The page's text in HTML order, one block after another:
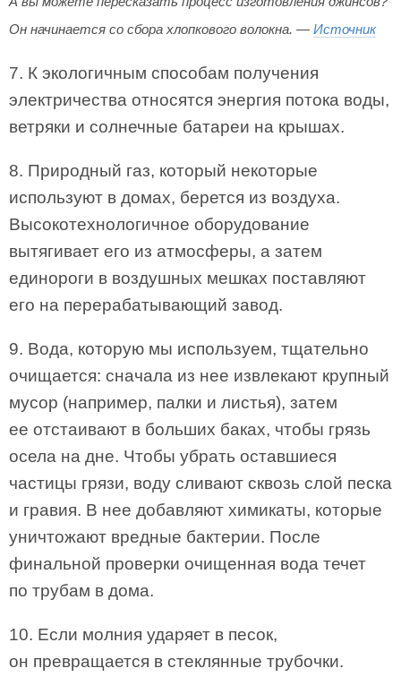
Он начинается со сбора хлопкового волокна. — Источник
7. К экологичным способам получения
электричества относятся энергия потока воды,
ветряки и солнечные батареи на крышах.
8. Природный газ, который некоторые
используют в домах, берется из воздуха.
Высокотехнологичное оборудование
вытягивает его из атмосферы, а затем
единороги в воздушных мешках поставляют
его на перерабатывающий завод.
9. Вода, которую мы используем, тщательно
очищается: сначала из нее извлекают крупный
мусор (например, палки и листья), затем
ее отстаивают в больших баках, чтобы грязь
осела на дне. Чтобы убрать оставшиеся
частицы грязи, воду сливают сквозь слой песка
и гравия. В нее добавляют химикаты, которые
уничтожают вредные бактерии. После
финальной проверки очищенная вода течет
по трубам в дома.
10. Если молния ударяет в песок,
он превращается в стеклянные трубочки.